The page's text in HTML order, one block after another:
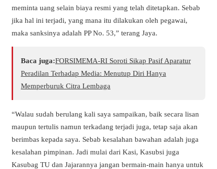
meminta uang selain biaya resmi yang telah ditetapkan. Sebab
jika hal ini terjadi, yang mana itu dilakukan oleh pegawai,
maka sanksinya adalah PP No. 53,” terang Jaya.
Baca juga:​FORSIMEMA-RI Soroti Sikap Pasif Aparatur
Peradilan Terhadap Media: Menutup Diri Hanya
Memperburuk Citra Lembaga
“Walau sudah berulang kali saya sampaikan, baik secara lisan
maupun tertulis namun terkadang terjadi juga, tetap saja akan
berimbas kepada saya. Sebab kesalahan bawahan adalah juga
kesalahan pimpinan. Jadi mulai dari Kasi, Kasubsi juga
Kasubag TU dan Jajarannya jangan bermain-main hanya untuk